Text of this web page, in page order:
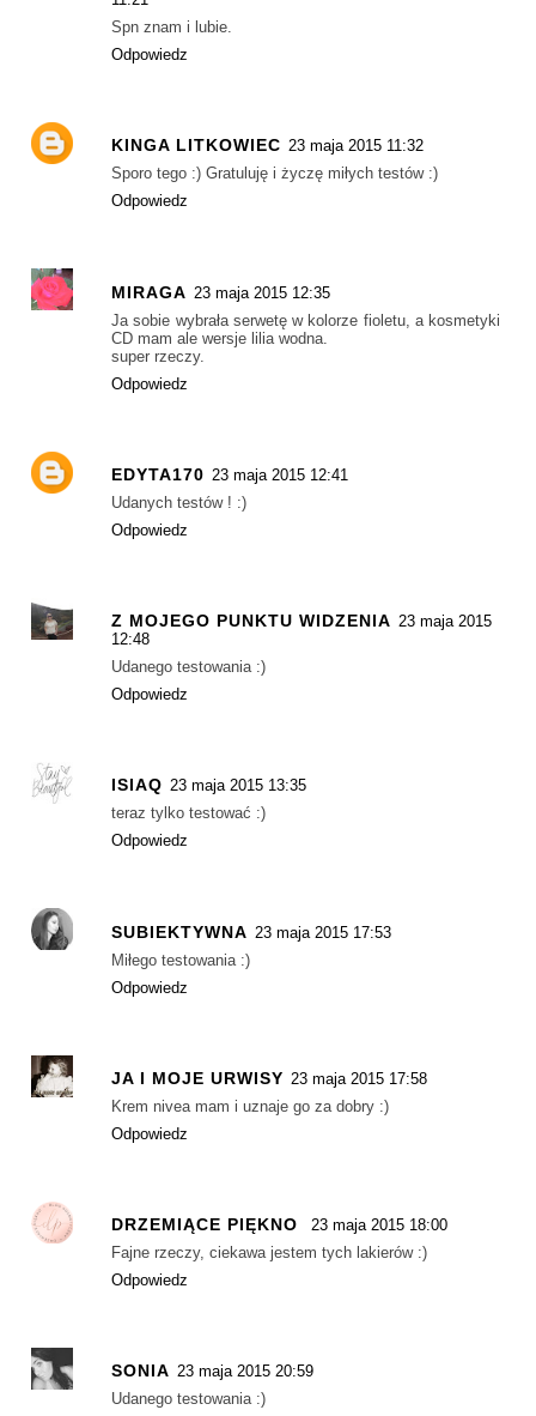
Spn znam i lubie.
Odpowiedz
KINGA LITKOWIEC 23 maja 2015 11:32
Sporo tego :) Gratuluję i życzę miłych testów :)
Odpowiedz
MIRAGA 23 maja 2015 12:35
Ja sobie wybrała serwetę w kolorze fioletu, a kosmetyki
CD mam ale wersje lilia wodna.
super rzeczy.
Odpowiedz
EDYTA170 23 maja 2015 12:41
Udanych testów ! :)
Odpowiedz
Z MOJEGO PUNKTU WIDZENIA 23 maja 2015
12:48
Udanego testowania :)
Odpowiedz
ISIAQ 23 maja 2015 13:35
teraz tylko testować :)
Odpowiedz
SUBIEKTYWNA 23 maja 2015 17:53
Miłego testowania :)
Odpowiedz
JA I MOJE URWISY 23 maja 2015 17:58
Krem nivea mam i uznaje go za dobry :)
Odpowiedz
DRZEMIĄCE PIĘKNO
23 maja 2015 18:00
Fajne rzeczy, ciekawa jestem tych lakierów :)
Odpowiedz
SONIA 23 maja 2015 20:59
Udanego testowania :)